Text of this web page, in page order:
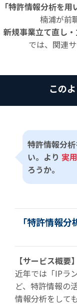
「特許情報分析を用
楠浦が前
新規事業立て直し
では、関連
この
特許情報分
い。より 実
ろうか。
「特許情報
【サービス概要】
近年では「IPラ
ど、特許情報の
情報分析をして